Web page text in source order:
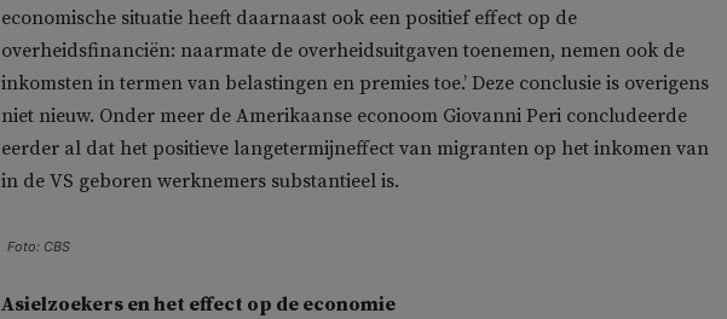
economische situatie heeft daarnaast ook een positief effect op de
overheidsfinanciën: naarmate de overheidsuitgaven toenemen, nemen ook de
inkomsten in termen van belastingen en premies toe.’ Deze conclusie is overigens
niet nieuw. Onder meer de Amerikaanse econoom Giovanni Peri concludeerde
eerder al dat het positieve langetermijneffect van migranten op het inkomen van
in de VS geboren werknemers substantieel is.
Foto: CBS
Asielzoekers en het effect op de economie